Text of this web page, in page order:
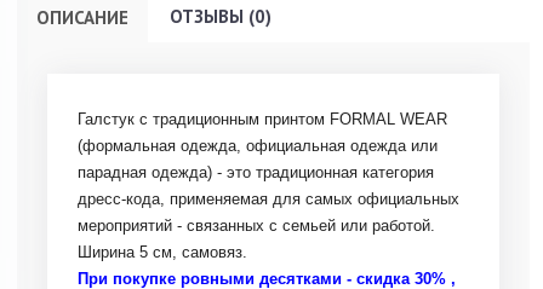
ОПИСАНИЕ ОТЗЫВЫ (0)
Галстук с традиционным принтом FORMAL WEAR
(формальная одежда, официальная одежда или
парадная одежда) - это традиционная категория
дресс-кода, применяемая для самых официальных
мероприятий - связанных с семьей или работой.
Ширина 5 см, самовяз.
При покупке ровными десятками - скидка 30% ,